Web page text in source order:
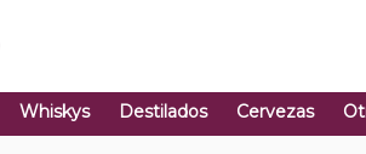
Whiskys Destilados Cervezas